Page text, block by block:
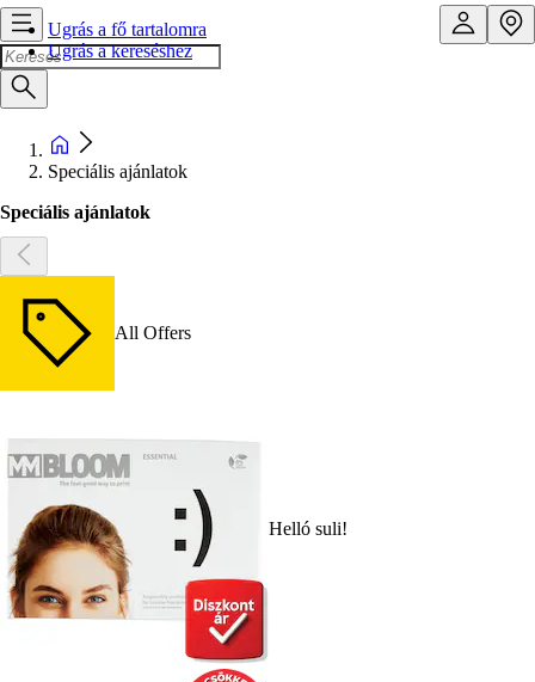
Ugrás a fő tartalomra
Ugrás a kereséshez
Speciális ajánlatok
Speciális ajánlatok
All Offers
Helló suli!